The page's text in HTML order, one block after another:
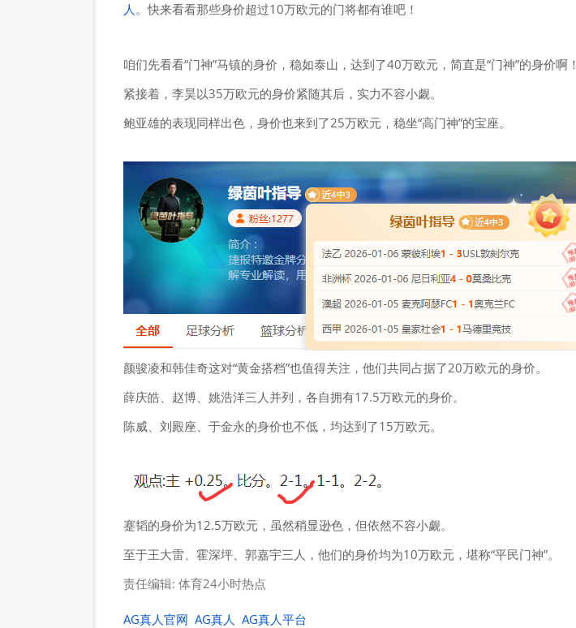
人。快来看看那些身价超过10万欧元的门将都有谁吧！
咱们先看看“门神”马镇的身价，稳如泰山，达到了40万欧元，简直是“门神”的身价啊！
紧接着，李昊以35万欧元的身价紧随其后，实力不容小觑。
鲍亚雄的表现同样出色，身价也来到了25万欧元，稳坐“高门神”的宝座。
颜骏凌和韩佳奇这对“黄金搭档”也值得关注，他们共同占据了20万欧元的身价。
薛庆皓、赵博、姚浩洋三人并列，各自拥有17.5万欧元的身价。
陈威、刘殿座、于金永的身价也不低，均达到了15万欧元。
蹇韬的身价为12.5万欧元，虽然稍显逊色，但依然不容小觑。
至于王大雷、霍深坪、郭嘉宇三人，他们的身价均为10万欧元，堪称“平民门神”。
责任编辑: 体育24小时热点
AG真人官网 AG真人 AG真人平台